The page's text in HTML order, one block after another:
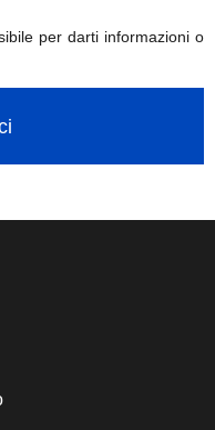
per darti informazioni o